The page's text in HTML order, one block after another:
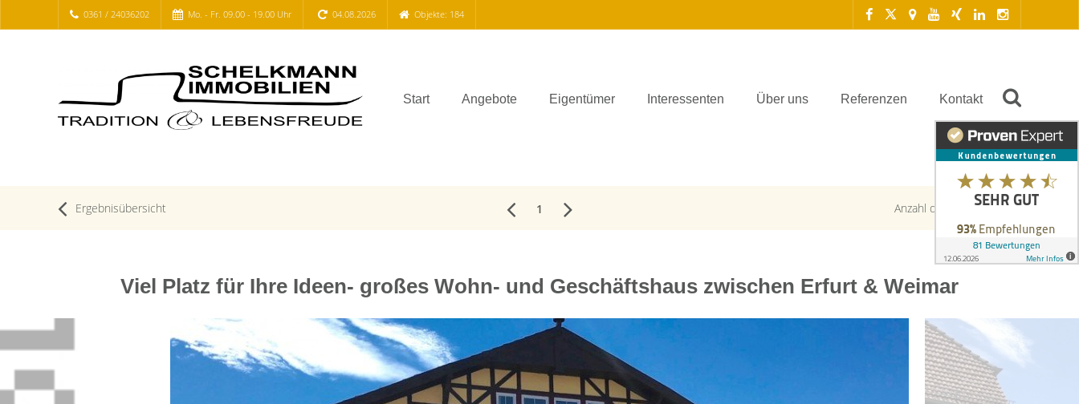
0361 / 24036202 Mo. - Fr. 09.00 - 19.00 Uhr 04.08.2026 Objekte: 184
Start Angebote Eigentümer Interessenten Über uns Referenzen Kontakt
Ergebnisübersicht 1 Anzahl der Objekte: 1 | 1
Viel Platz für Ihre Ideen- großes Wohn- und Geschäftshaus zwischen Erfurt & Weimar